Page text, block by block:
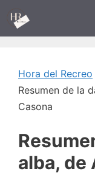
Saltar
contenido
Hora del Recreo
Resumen de la
Casona
alba, de